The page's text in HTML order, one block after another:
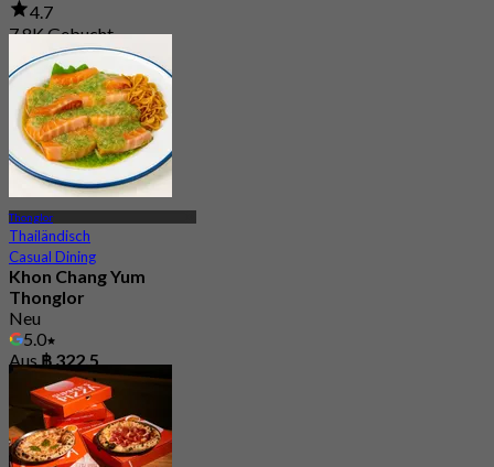
4.7
7.8K Gebucht
Aus฿ 425
Thonglor
Thailändisch
Casual Dining
Khon Chang Yum
Thonglor
Neu
5.0
Aus฿ 322.5